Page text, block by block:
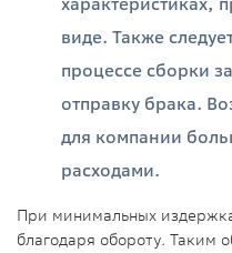
характеристиках,
виде. Также
процессе сборки
отправку брака.
для компании
расходами.
При минимальных
благодаря обороту. Таким